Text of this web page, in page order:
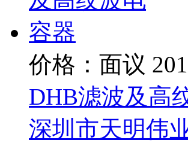
价格：面议
DHB滤波及高
深圳市天明伟